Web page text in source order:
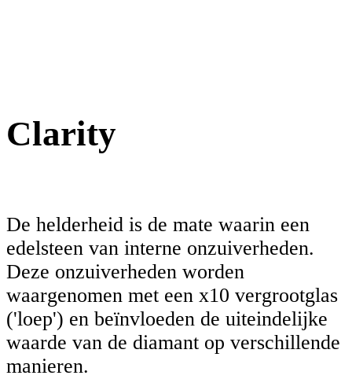
Clarity
De helderheid is de mate waarin een
edelsteen van interne onzuiverheden.
Deze onzuiverheden worden
waargenomen met een x10 vergrootglas
('loep') en beïnvloeden de uiteindelijke
waarde van de diamant op verschillende
manieren.